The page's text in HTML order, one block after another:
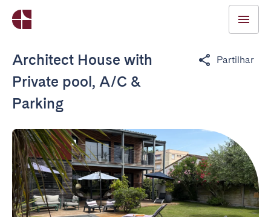
Architect House with
Private pool, A/C &
Parking
Partilhar